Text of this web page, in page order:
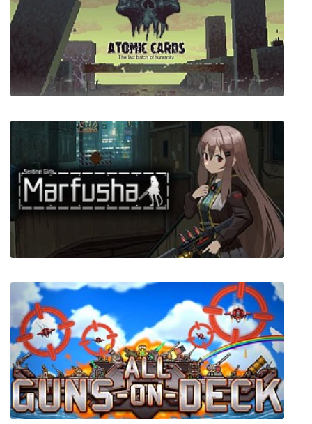
Battlefield Bad Company 2
Atomic Cards
Marfusha